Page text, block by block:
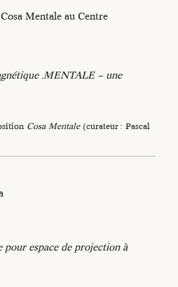
Mentale au Centre
.MENTALE – une
Cosa Mentale(curateur : Pascal
pour espace de projection à